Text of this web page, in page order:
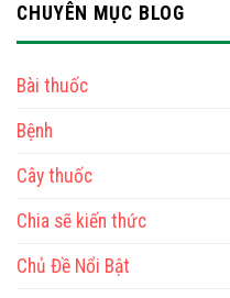
CHUYÊN MỤC BLOG
Bài thuốc
Bệnh
Cây thuốc
Chia sẽ kiến thức
Chủ Đề Nổi Bật